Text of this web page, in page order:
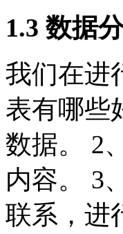
1.3 数据
我们在进
表有哪些
数据。 2
内容。 3
联系，进